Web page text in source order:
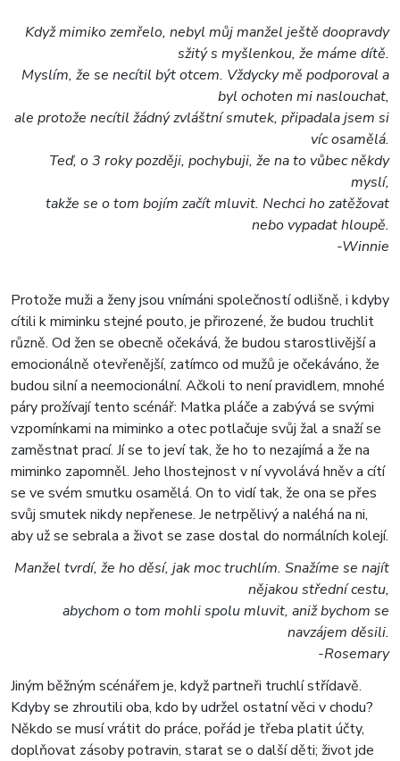
Když mimiko zemřelo, nebyl můj manžel ještě doopravdy
sžitý s myšlenkou, že máme dítě.
Myslím, že se necítil být otcem. Vždycky mě podporoval a
byl ochoten mi naslouchat,
ale protože necítil žádný zvláštní smutek, připadala jsem si
víc osamělá.
Teď, o 3 roky později, pochybuji, že na to vůbec někdy
myslí,
takže se o tom bojím začít mluvit. Nechci ho zatěžovat
nebo vypadat hloupě.
-Winnie
Protože muži a ženy jsou vnímáni společností odlišně, i kdyby
cítili k miminku stejné pouto, je přirozené, že budou truchlit
různě. Od žen se obecně očekává, že budou starostlivější a
emocionálně otevřenější, zatímco od mužů je očekáváno, že
budou silní a neemocionální. Ačkoli to není pravidlem, mnohé
páry prožívají tento scénář: Matka pláče a zabývá se svými
vzpomínkami na miminko a otec potlačuje svůj žal a snaží se
zaměstnat prací. Jí se to jeví tak, že ho to nezajímá a že na
miminko zapomněl. Jeho lhostejnost v ní vyvolává hněv a cítí
se ve svém smutku osamělá. On to vidí tak, že ona se přes
svůj smutek nikdy nepřenese. Je netrpělivý a naléhá na ni,
aby už se sebrala a život se zase dostal do normálních kolejí.
Manžel tvrdí, že ho děsí, jak moc truchlím. Snažíme se najít
nějakou střední cestu,
abychom o tom mohli spolu mluvit, aniž bychom se
navzájem děsili.
-Rosemary
Jiným běžným scénářem je, když partneři truchlí střídavě.
Kdyby se zhroutili oba, kdo by udržel ostatní věci v chodu?
Někdo se musí vrátit do práce, pořád je třeba platit účty,
doplňovat zásoby potravin, starat se o další děti; život jde